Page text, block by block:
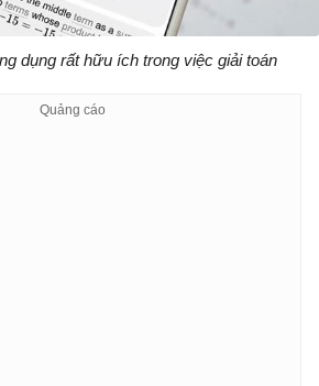
dụng rất hữu ích trong việc giải toán